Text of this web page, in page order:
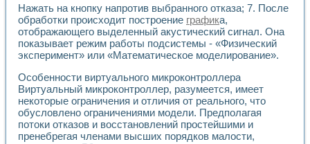
Разработка программного обеспечения с
Использование технологий NATIONAL INSTRUMENTS
Оборудование для промышленной термотрансферной
Автоматизация реометрических исследований на базе
Исследование электромагнитных переходных процессов
Стенд для исследования электрических переходных
Автоматизация контроля сварных швов на базе
Измерительный контроль с применением
Моделирование надежности и эффективности систем
Нажать на кнопку напротив выбранного отказа; 7. После
обработки происходит построение графика,
отображающего выделенный акустический сигнал. Она
показывает режим работы подсистемы - «Физический
эксперимент» или «Математическое моделирование».
Особенности виртуального микроконтроллера
Виртуальный микроконтроллер, разумеется, имеет
некоторые ограничения и отличия от реального, что
обусловлено ограничениями модели. Предполагая
потоки отказов и восстановлений простейшими и
пренебрегая членами высших порядков малости,